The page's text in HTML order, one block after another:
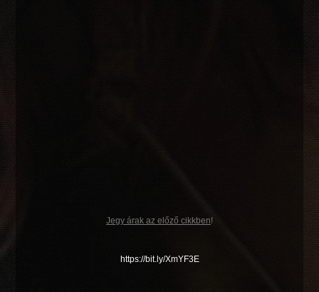
Jegy árak az előző cikkben!
https://bit.ly/XmYF3E